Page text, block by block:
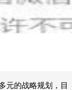
元的战略规划，目